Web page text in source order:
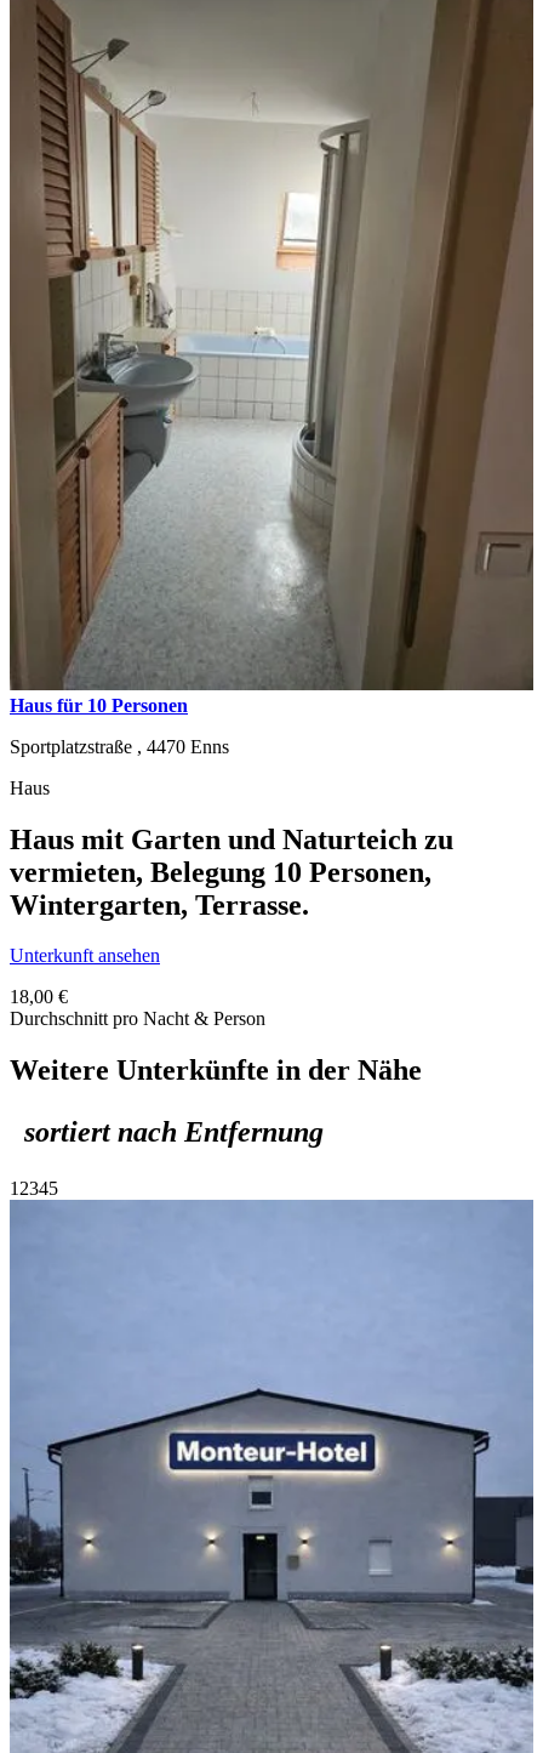
Haus für 10 Personen
Sportplatzstraße , 4470 Enns
Haus
Haus mit Garten und Naturteich zu
vermieten, Belegung 10 Personen,
Wintergarten, Terrasse.
Unterkunft ansehen
18,00 €
Durchschnitt pro Nacht & Person
Weitere Unterkünfte in der Nähe
sortiert nach Entfernung
1 2345